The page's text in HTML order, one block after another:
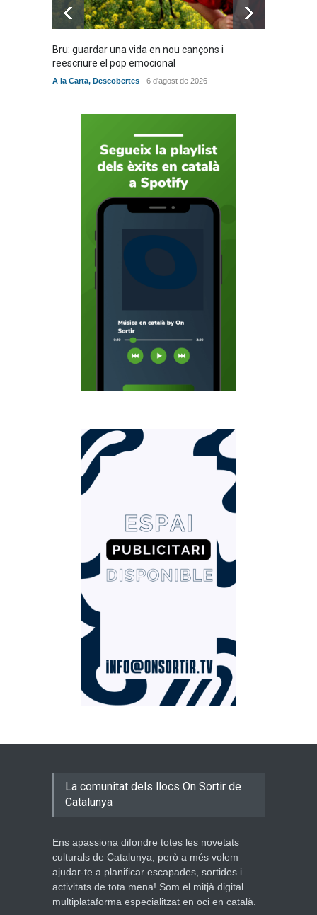
Bru: guardar una vida en nou cançons i
reescriure el pop emocional
A la Carta, Descobertes 6 d'agost de 2026
La comunitat dels llocs On Sortir de
Catalunya
Ens apassiona difondre totes les novetats
culturals de Catalunya, però a més volem
ajudar-te a planificar escapades, sortides i
activitats de tota mena! Som el mitjà digital
multiplataforma especialitzat en oci en català.